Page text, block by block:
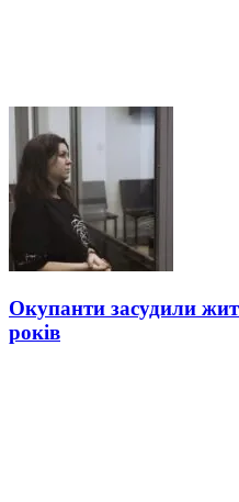
Окупанти засудили
років